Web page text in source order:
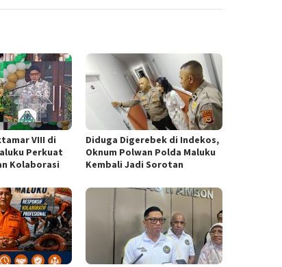
VIII di
Perkuat
Kolaborasi
Diduga Digerebek di Indekos,
Oknum Polwan Polda Maluku
Kembali Jadi Sorotan